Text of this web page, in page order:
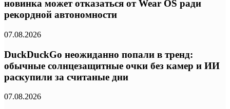
новинка может отказаться от Wear OS ради
рекордной автономности
07.08.2026
DuckDuckGo неожиданно попали в тренд:
обычные солнцезащитные очки без камер и ИИ
раскупили за считаные дни
07.08.2026